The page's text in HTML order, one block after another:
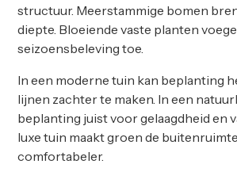
structuur. Meerstammige bomen
diepte. Bloeiende vaste planten
seizoensbeleving toe.
In een moderne tuin kan beplanting
lijnen zachter te maken. In een
beplanting juist voor gelaagdheid en
luxe tuin maakt groen de
comfortabeler.